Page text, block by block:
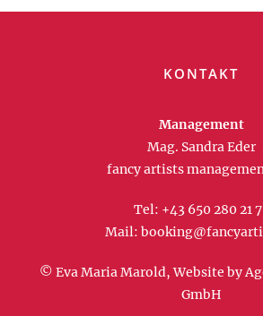
KONTAKT
Management
Mag. Sandra Eder
fancy artists
Tel: +43 650 280 21
Mail:
© Eva Maria Marold, Website by
GmbH